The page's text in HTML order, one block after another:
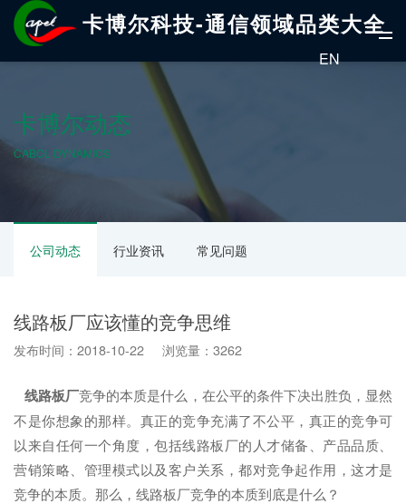
卡博尔科技-通信领域品类大全
EN
卡博尔动态
CABOL DYNAMICS
公司动态 行业资讯 常见问题
线路板厂应该懂的竞争思维
发布时间：2018-10-22 浏览量：3262
线路板厂竞争的本质是什么，在公平的条件下决出胜负，显然
不是你想象的那样。真正的竞争充满了不公平，真正的竞争可
以来自任何一个角度，包括线路板厂的人才储备、产品品质、
营销策略、管理模式以及客户关系，都对竞争起作用，这才是
竞争的本质。那么，线路板厂竞争的本质到底是什么？